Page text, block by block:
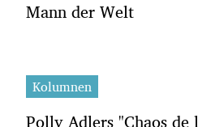
Mann der Welt
Kolumnen